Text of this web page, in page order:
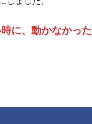
に、動かなかった